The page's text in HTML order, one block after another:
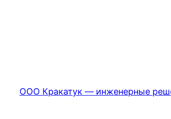
ООО Кракатук — инженерные